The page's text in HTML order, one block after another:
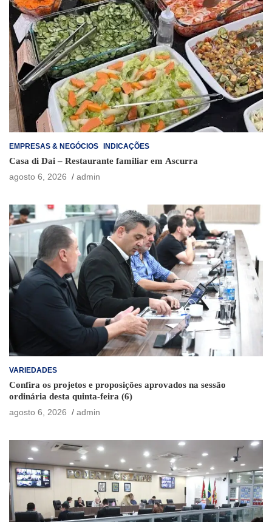
EMPRESAS & NEGÓCIOS INDICAÇÕES
Casa di Dai – Restaurante familiar em Ascurra
agosto 6, 2026
admin
VARIEDADES
Confira os projetos e proposições aprovados na sessão
ordinária desta quinta-feira (6)
agosto 6, 2026
admin